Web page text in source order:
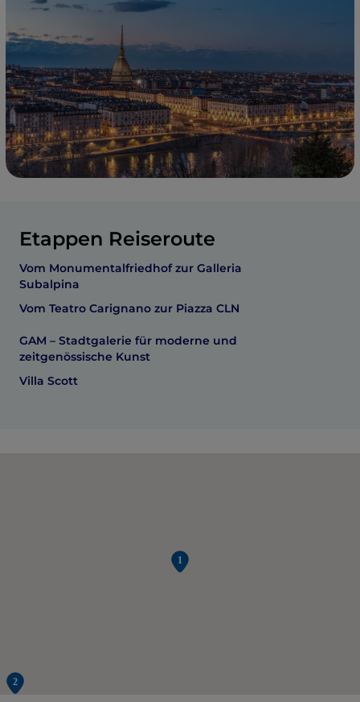
Etappen Reiseroute
Vom Monumentalfriedhof zur Galleria
Subalpina
Vom Teatro Carignano zur Piazza CLN
GAM – Stadtgalerie für moderne und
zeitgenössische Kunst
Villa Scott